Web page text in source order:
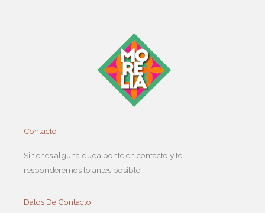
Contacto
Si tienes alguna duda ponte en contacto y te
responderemos lo antes posible.
Datos De Contacto